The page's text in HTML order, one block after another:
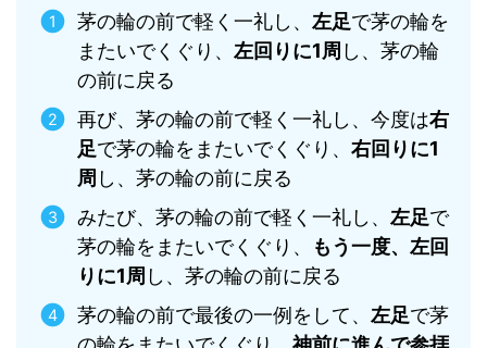
茅の輪の前で軽く一礼し、 左足で茅の輪を
またいでくぐり、 左回りに1周 し、茅の輪
の前に戻る
再び、茅の輪の前で軽く一礼し、今度は右
足で茅の輪をまたいでくぐり、 右回りに1
周 し、茅の輪の前に戻る
みたび、茅の輪の前で軽く一礼し、 左足で
茅の輪をまたいでくぐり、
もう一度、左回
りに1周 し、茅の輪の前に戻る
茅の輪の前で最後の一例をして、 左足で茅